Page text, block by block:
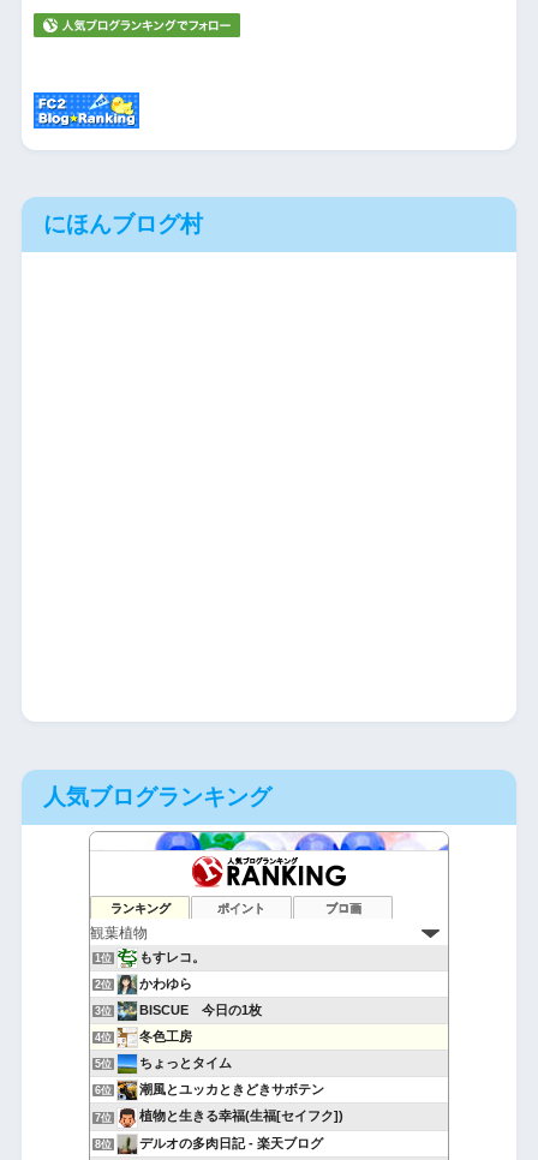
にほんブログ村
人気ブログランキング
ランキング ポイント ブロ画
1位 もすレコ。
2位 かわゆら
3位 BISCUE 今日の1枚
4位 冬色工房
5位 ちょっとタイム
6位 潮風とユッカときどきサボテン
7位 植物と生きる幸福(生福[セイフク])
8位 デルオの多肉日記 - 楽天ブログ